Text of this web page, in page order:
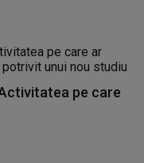
pe care